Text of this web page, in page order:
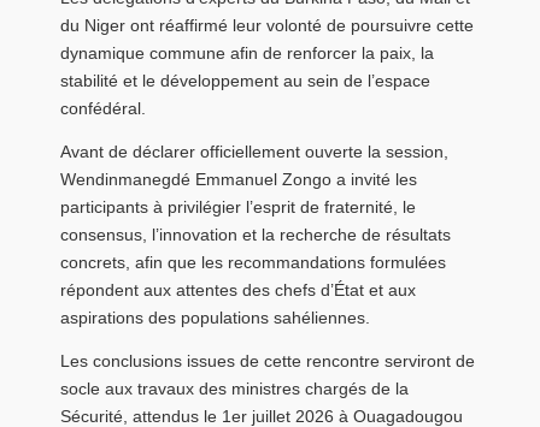
du Niger ont réaffirmé leur volonté de poursuivre cette
dynamique commune afin de renforcer la paix, la
stabilité et le développement au sein de l’espace
confédéral.
Avant de déclarer officiellement ouverte la session,
Wendinmanegdé Emmanuel Zongo a invité les
participants à privilégier l’esprit de fraternité, le
consensus, l’innovation et la recherche de résultats
concrets, afin que les recommandations formulées
répondent aux attentes des chefs d’État et aux
aspirations des populations sahéliennes.
Les conclusions issues de cette rencontre serviront de
socle aux travaux des ministres chargés de la
Sécurité, attendus le 1er juillet 2026 à Ouagadougou